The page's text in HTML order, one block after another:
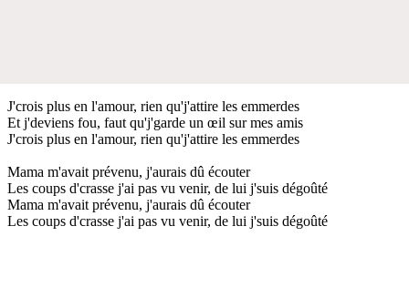
J'crois plus en l'amour, rien qu'j'attire les emmerdes
Et j'deviens fou, faut qu'j'garde un œil sur mes amis
J'crois plus en l'amour, rien qu'j'attire les emmerdes
Mama m'avait prévenu, j'aurais dû écouter
Les coups d'crasse j'ai pas vu venir, de lui j'suis dégoûté
Mama m'avait prévenu, j'aurais dû écouter
Les coups d'crasse j'ai pas vu venir, de lui j'suis dégoûté